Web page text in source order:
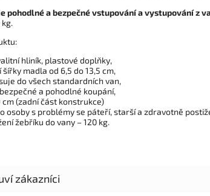
pohodlné a bezpečné vstupování a vystupování z
kg.
hliník, plastové doplňky,
madla od 6,5 do 13,5 cm,
do všech standardních van,
a pohodlné koupání,
cm (zadní část konstrukce)
osoby s problémy se páteří, starší a zdravotně
žebříku do vany – 120 kg.